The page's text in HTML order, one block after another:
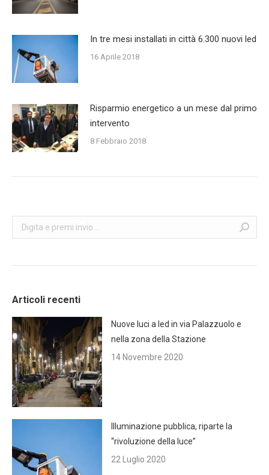
In tre mesi installati in città 6.300 nuovi led
16 Aprile 2018
Risparmio energetico a un mese dal primo
intervento
8 Febbraio 2018
Cerca
Articoli recenti
Nuove luci a led in via Palazzuolo e
nella zona della Stazione
14 Novembre 2020
Illuminazione pubblica, riparte la
“rivoluzione della luce”
22 Luglio 2020